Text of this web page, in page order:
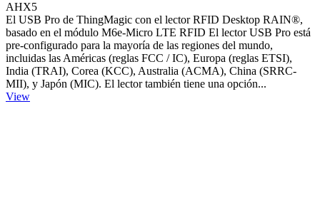
AHX5
El USB Pro de ThingMagic con el lector RFID Desktop RAIN®,
basado en el módulo M6e-Micro LTE RFID El lector USB Pro está
pre-configurado para la mayoría de las regiones del mundo,
incluidas las Américas (reglas FCC / IC), Europa (reglas ETSI),
India (TRAI), Corea (KCC), Australia (ACMA), China (SRRC-
MII), y Japón (MIC). El lector también tiene una opción...
View